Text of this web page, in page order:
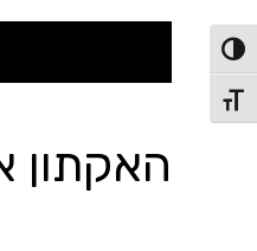
הפעל/כבה ניגודיות גבוהה
מתג גודל גופן
האקתון